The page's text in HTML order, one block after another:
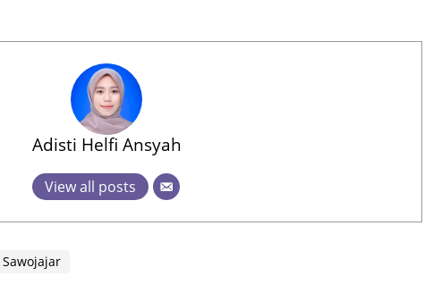
Adisti Helfi Ansyah
View all posts